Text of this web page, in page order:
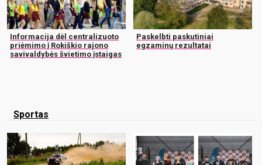
Informacija dėl centralizuoto
priėmimo į Rokiškio rajono
savivaldybės švietimo įstaigas
Paskelbti paskutiniai
egzaminų rezultatai
Sportas